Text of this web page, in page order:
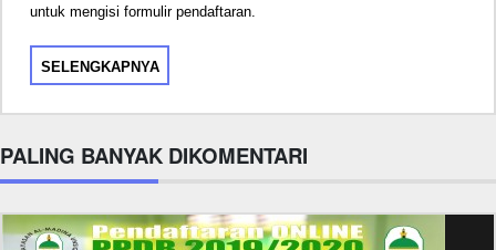
untuk mengisi formulir pendaftaran.
SELENGKAPNYA
PALING BANYAK DIKOMENTARI